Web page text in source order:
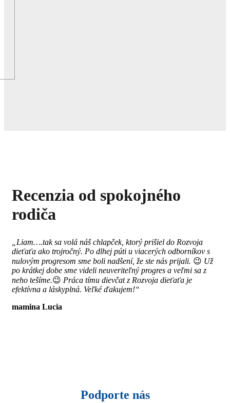
Recenzia od spokojného
rodiča
„Liam….tak sa volá náš chlapček, ktorý prišiel do Rozvoja
dieťaťa ako trojročný. Po dlhej púti u viacerých odborníkov s
nulovým progresom sme boli nadšení, že ste nás prijali. 😉 Už
po krátkej dobe sme videli neuveriteľný progres a veľmi sa z
neho tešíme.😉 Práca tímu dievčat z Rozvoja dieťaťa je
efektívna a láskyplná. Veľké ďakujem!“
mamina Lucia
Podporte nás